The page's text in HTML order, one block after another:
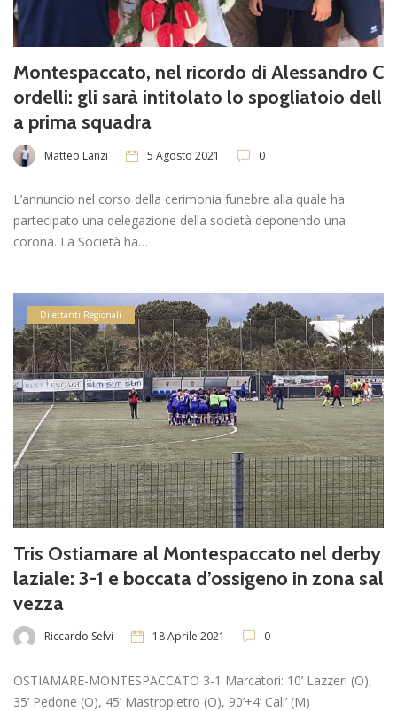
Montespaccato, nel ricordo di Alessandro C
ordelli: gli sarà intitolato lo spogliatoio dell
a prima squadra
Matteo Lanzi 5 Agosto 2021 0
L’annuncio nel corso della cerimonia funebre alla quale ha
partecipato una delegazione della società deponendo una
corona. La Società ha…
Dilettanti Regionali
Tris Ostiamare al Montespaccato nel derby
laziale: 3-1 e boccata d’ossigeno in zona sal
vezza
Riccardo Selvi 18 Aprile 2021 0
OSTIAMARE-MONTESPACCATO 3-1 Marcatori: 10’ Lazzeri (O),
35’ Pedone (O), 45’ Mastropietro (O), 90’+4’ Cali’ (M)